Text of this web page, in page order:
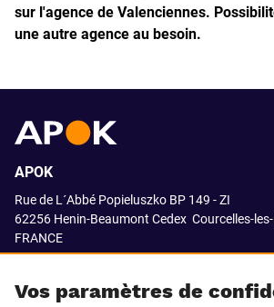
sur l'agence de Valenciennes.
une autre agence au besoin.
Vos paramètres de
APOK
Rue de L´Abbé Popieluszko BP 149 - ZI
62256 Henin-Beaumont Cedex Courcelles-
FRANCE